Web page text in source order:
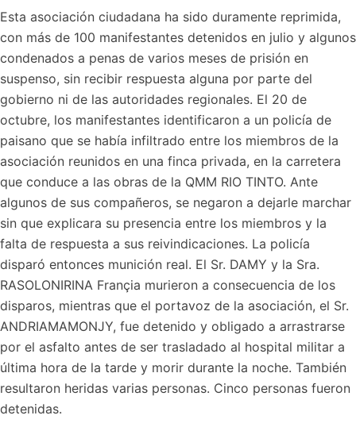
Esta asociación ciudadana ha sido duramente reprimida,
con más de 100 manifestantes detenidos en julio y algunos
condenados a penas de varios meses de prisión en
suspenso, sin recibir respuesta alguna por parte del
gobierno ni de las autoridades regionales. El 20 de
octubre, los manifestantes identificaron a un policía de
paisano que se había infiltrado entre los miembros de la
asociación reunidos en una finca privada, en la carretera
que conduce a las obras de la QMM RIO TINTO. Ante
algunos de sus compañeros, se negaron a dejarle marchar
sin que explicara su presencia entre los miembros y la
falta de respuesta a sus reivindicaciones. La policía
disparó entonces munición real. El Sr. DAMY y la Sra.
RASOLONIRINA Françia murieron a consecuencia de los
disparos, mientras que el portavoz de la asociación, el Sr.
ANDRIAMAMONJY, fue detenido y obligado a arrastrarse
por el asfalto antes de ser trasladado al hospital militar a
última hora de la tarde y morir durante la noche. También
resultaron heridas varias personas. Cinco personas fueron
detenidas.